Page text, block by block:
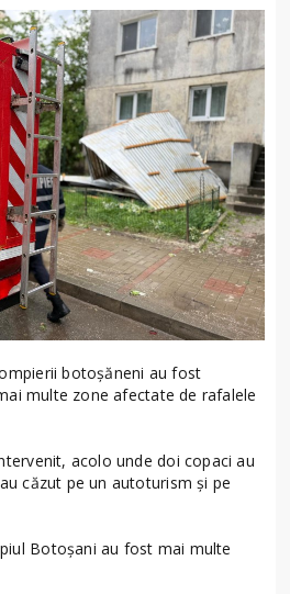
botoșăneni au fost
multe zone afectate de rafalele
acolo unde doi copaci au
căzut pe un autoturism și pe
Botoșani au fost mai multe